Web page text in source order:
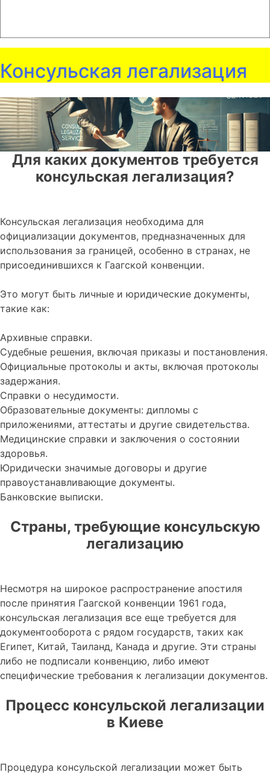
Консульская легализация
Для каких документов требуется
консульская легализация?
Консульская легализация необходима для
официализации документов, предназначенных для
использования за границей, особенно в странах, не
присоединившихся к Гаагской конвенции.
Это могут быть личные и юридические документы,
такие как:
Архивные справки.
Судебные решения, включая приказы и постановления.
Официальные протоколы и акты, включая протоколы
задержания.
Справки о несудимости.
Образовательные документы: дипломы с
приложениями, аттестаты и другие свидетельства.
Медицинские справки и заключения о состоянии
здоровья.
Юридически значимые договоры и другие
правоустанавливающие документы.
Банковские выписки.
Страны, требующие консульскую
легализацию
Несмотря на широкое распространение апостиля
после принятия Гаагской конвенции 1961 года,
консульская легализация все еще требуется для
документооборота с рядом государств, таких как
Египет, Китай, Таиланд, Канада и другие. Эти страны
либо не подписали конвенцию, либо имеют
специфические требования к легализации документов.
Процесс консульской легализации
в Киеве
Процедура консульской легализации может быть